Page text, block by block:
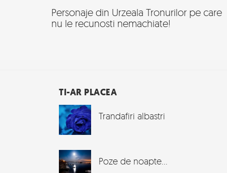
Personaje din Urzeala Tronurilor pe care
nu le recunosti nemachiate!
TI-AR PLACEA
Trandafiri albastri
Poze de noapte...